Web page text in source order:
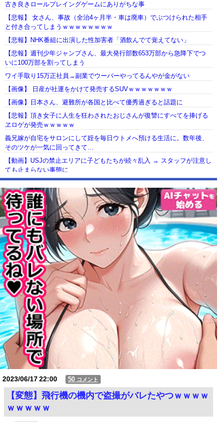
古き良きロールプレイングゲームにありがちな事
【悲報】 女さん、事故（全治4ヶ月半・車は廃車）でぶつけられた相手
と付き合ってしまうｗｗｗｗｗｗｗｗ
【悲報】NHK番組に出演した性加害者「酒飲んでて覚えてない」
【悲報】週刊少年ジャンプさん、最大発行部数653万部から急降下でつ
いに100万部を割ってしまう
ワイ手取り15万正社員→副業でウーバーやってるんやが金がない
【画像】 日産が社運をかけて発売するSUVｗｗｗｗｗｗｗ
【画像】日本さん、避難所が各国と比べて優秀過ぎると話題に
【悲報】頂き女子に人生を狂わされたおじさんが復讐にすべてを捧げる
ヱロゲが発売ｗｗｗｗｗ
義兄嫁が自宅をサロンにして姪を毎日ウトメへ預ける生活に。数年後、
そのツケが一気に回ってきて…
【動画】USJの禁止エリアに子どもたちが続々乱入 → スタッフが注意し
ても止まらない事態に
Powered by livedoor 相互RSS
2023/06/1722:00 50 コメント
【変態】飛行機の機内で盗撮がバレたやつｗｗｗｗ
ｗｗｗｗｗ